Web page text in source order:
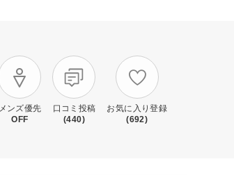
メンズ優先
OFF
口コミ投稿
(440)
お気に入り登録
(692)